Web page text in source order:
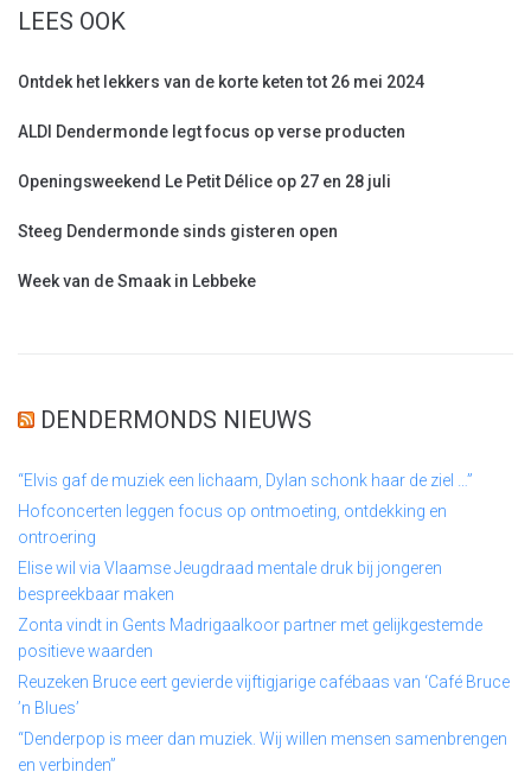
LEES OOK
Ontdek het lekkers van de korte keten tot 26 mei 2024
ALDI Dendermonde legt focus op verse producten
Openingsweekend Le Petit Délice op 27 en 28 juli
Steeg Dendermonde sinds gisteren open
Week van de Smaak in Lebbeke
DENDERMONDS NIEUWS
“Elvis gaf de muziek een lichaam, Dylan schonk haar de ziel …”
Hofconcerten leggen focus op ontmoeting, ontdekking en
ontroering
Elise wil via Vlaamse Jeugdraad mentale druk bij jongeren
bespreekbaar maken
Zonta vindt in Gents Madrigaalkoor partner met gelijkgestemde
positieve waarden
Reuzeken Bruce eert gevierde vijftigjarige cafébaas van ‘Café Bruce
’n Blues’
“Denderpop is meer dan muziek. Wij willen mensen samenbrengen
en verbinden”